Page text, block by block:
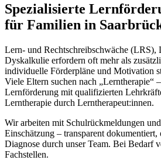
Spezialisierte
für Familien in
Lern- und Rechtschreibschwäche (LRS),
Dyskalkulie erfordern oft mehr als
individuelle Förderpläne und Motivation
Viele Eltern suchen nach „Lerntherapie“
Lernförderung mit qualifizierten
Lerntherapie durch Lerntherapeut:innen.
Wir arbeiten mit Schulrückmeldungen
Einschätzung – transparent dokumentiert,
Diagnose durch unser Team. Bei Bedarf
Fachstellen.